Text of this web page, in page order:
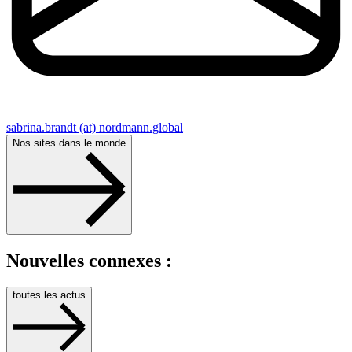
sabrina.brandt (at) nordmann.global
Nos sites dans le monde
Nouvelles connexes :
toutes les actus